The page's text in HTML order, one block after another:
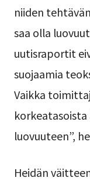
niiden
saa olla
uutisraportit
suojaamia
Vaikka
luovuuteen”,
Heidän